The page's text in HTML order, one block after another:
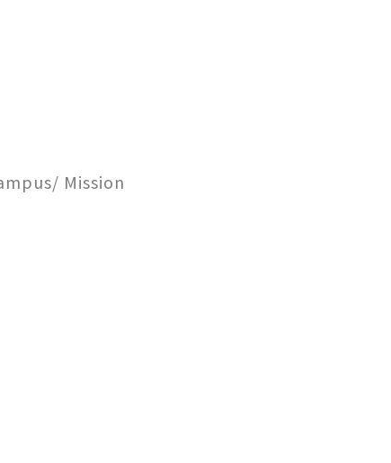
Mission